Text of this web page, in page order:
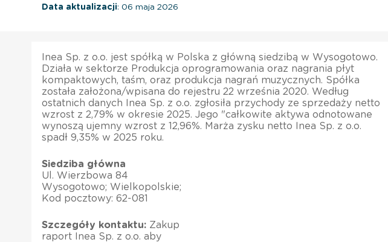
Data aktualizacji: 06 maja 2026
Inea Sp. z o.o. jest spółką w Polska z główną siedzibą w Wysogotowo.
Działa w sektorze Produkcja oprogramowania oraz nagrania płyt
kompaktowych, taśm, oraz produkcja nagrań muzycznych. Spółka
została założona/wpisana do rejestru 22 września 2020. Według
ostatnich danych Inea Sp. z o.o. zgłosiła przychody ze sprzedaży netto
wzrost z 2,79% w okresie 2025. Jego "całkowite aktywa odnotowane
wynoszą ujemny wzrost z 12,96%. Marża zysku netto Inea Sp. z o.o.
spadł 9,35% w 2025 roku.
Siedziba główna
Ul. Wierzbowa 84
Wysogotowo; Wielkopolskie;
Kod pocztowy: 62-081
Szczegóły kontaktu: Zakup
raport Inea Sp. z o.o. aby